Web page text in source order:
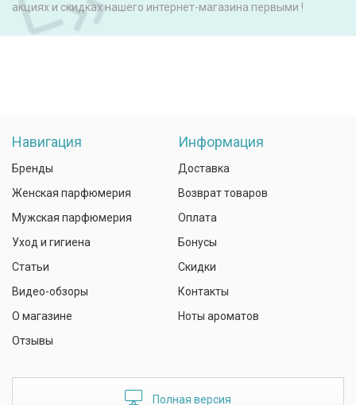
акциях и скидках нашего интернет-магазина первыми !
Навигация
Бренды
Женская парфюмерия
Мужская парфюмерия
Уход и гигиена
Статьи
Видео-обзоры
О магазине
Отзывы
Информация
Доставка
Возврат товаров
Оплата
Бонусы
Скидки
Контакты
Ноты ароматов
Полная версия